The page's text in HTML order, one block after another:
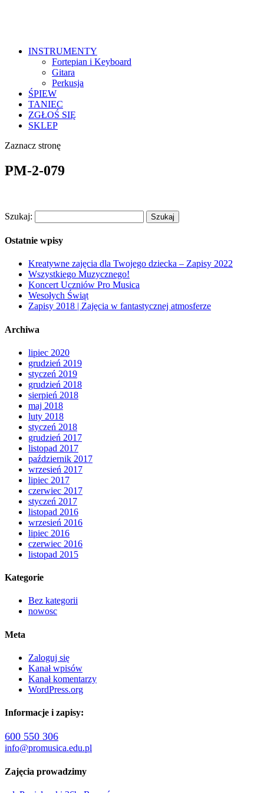
INSTRUMENTY
Fortepian i Keyboard
Gitara
Perkusja
ŚPIEW
TANIEC
ZGŁOŚ SIĘ
SKLEP
Zaznacz stronę
PM-2-079
Szukaj:
Ostatnie wpisy
Kreatywne zajęcia dla Twojego dziecka – Zapisy 2022
Wszystkiego Muzycznego!
Koncert Uczniów Pro Musica
Wesołych Świąt
Zapisy 2018 | Zajęcia w fantastycznej atmosferze
Archiwa
lipiec 2020
grudzień 2019
styczeń 2019
grudzień 2018
sierpień 2018
maj 2018
luty 2018
styczeń 2018
grudzień 2017
listopad 2017
październik 2017
wrzesień 2017
lipiec 2017
czerwiec 2017
styczeń 2017
listopad 2016
wrzesień 2016
lipiec 2016
czerwiec 2016
listopad 2015
Kategorie
Bez kategorii
nowosc
Meta
Zaloguj się
Kanał wpisów
Kanał komentarzy
WordPress.org
Informacje i zapisy:
600 550 306
info@promusica.edu.pl
Zajęcia prowadzimy